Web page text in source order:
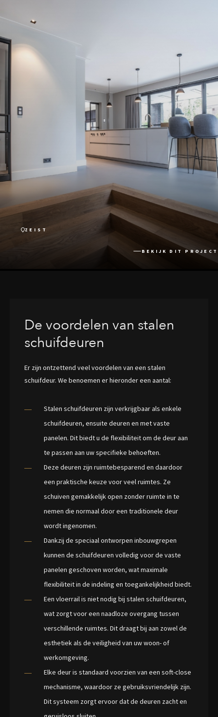
ZEIST
BEKIJK DIT PROJECT
De voordelen van stalen
schuifdeuren
Er zijn ontzettend veel voordelen van een stalen
schuifdeur. We benoemen er hieronder een aantal:
Stalen schuifdeuren zijn verkrijgbaar als enkele
schuifdeuren, ensuite deuren en met vaste
panelen. Dit biedt u de flexibiliteit om de deur aan
te passen aan uw specifieke behoeften.
Deze deuren zijn ruimtebesparend en daardoor
een praktische keuze voor veel ruimtes. Ze
schuiven gemakkelijk open zonder ruimte in te
nemen die normaal door een traditionele deur
wordt ingenomen.
Dankzij de speciaal ontworpen inbouwgrepen
kunnen de schuifdeuren volledig voor de vaste
panelen geschoven worden, wat maximale
flexibiliteit in de indeling en toegankelijkheid biedt.
Een vloerrail is niet nodig bij stalen schuifdeuren,
wat zorgt voor een naadloze overgang tussen
verschillende ruimtes. Dit draagt bij aan zowel de
esthetiek als de veiligheid van uw woon- of
werkomgeving.
Elke deur is standaard voorzien van een soft-close
mechanisme, waardoor ze gebruiksvriendelijk zijn.
Dit systeem zorgt ervoor dat de deuren zacht en